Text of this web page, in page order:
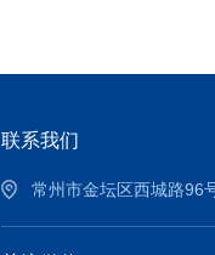
联系我们
常州市金坛区西城路96